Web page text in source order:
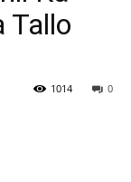
Tallo
0
1014